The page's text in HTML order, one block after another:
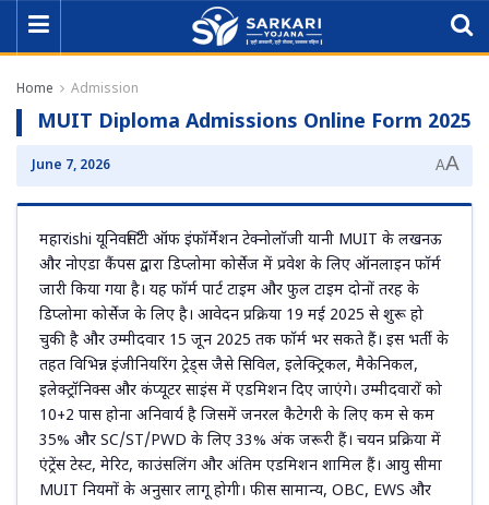
Home Admission
MUIT Diploma Admissions Online Form 2025
June 7, 2026 AA
महारishi यूनिवर्सिटी ऑफ इंफॉर्मेशन टेक्नोलॉजी यानी MUIT के लखनऊ
और नोएडा कैंपस द्वारा डिप्लोमा कोर्सेज में प्रवेश के लिए ऑनलाइन फॉर्म
जारी किया गया है। यह फॉर्म पार्ट टाइम और फुल टाइम दोनों तरह के
डिप्लोमा कोर्सेज के लिए है। आवेदन प्रक्रिया 19 मई 2025 से शुरू हो
चुकी है और उम्मीदवार 15 जून 2025 तक फॉर्म भर सकते हैं। इस भर्ती के
तहत विभिन्न इंजीनियरिंग ट्रेड्स जैसे सिविल, इलेक्ट्रिकल, मैकेनिकल,
इलेक्ट्रॉनिक्स और कंप्यूटर साइंस में एडमिशन दिए जाएंगे। उम्मीदवारों को
10+2 पास होना अनिवार्य है जिसमें जनरल कैटेगरी के लिए कम से कम
35% और SC/ST/PWD के लिए 33% अंक जरूरी हैं। चयन प्रक्रिया में
एंट्रेंस टेस्ट, मेरिट, काउंसलिंग और अंतिम एडमिशन शामिल हैं। आयु सीमा
MUIT नियमों के अनुसार लागू होगी। फीस सामान्य, OBC, EWS और